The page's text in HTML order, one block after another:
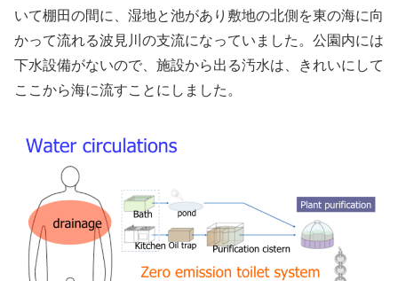
いて棚田の間に、湿地と池があり敷地の北側を東の海に向
かって流れる波見川の支流になっていました。公園内には
下水設備がないので、施設から出る汚水は、きれいにして
ここから海に流すことにしました。